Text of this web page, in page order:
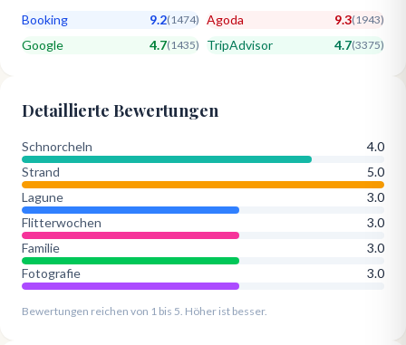
Booking 9.2(1474) Agoda 9.3(1943)
Google 4.7(1435) TripAdvisor 4.7(3375)
Detaillierte Bewertungen
Schnorcheln
4.0
Strand
5.0
Lagune
3.0
Flitterwochen
3.0
Familie
3.0
Fotografie
3.0
Bewertungen reichen von 1 bis 5. Höher ist besser.